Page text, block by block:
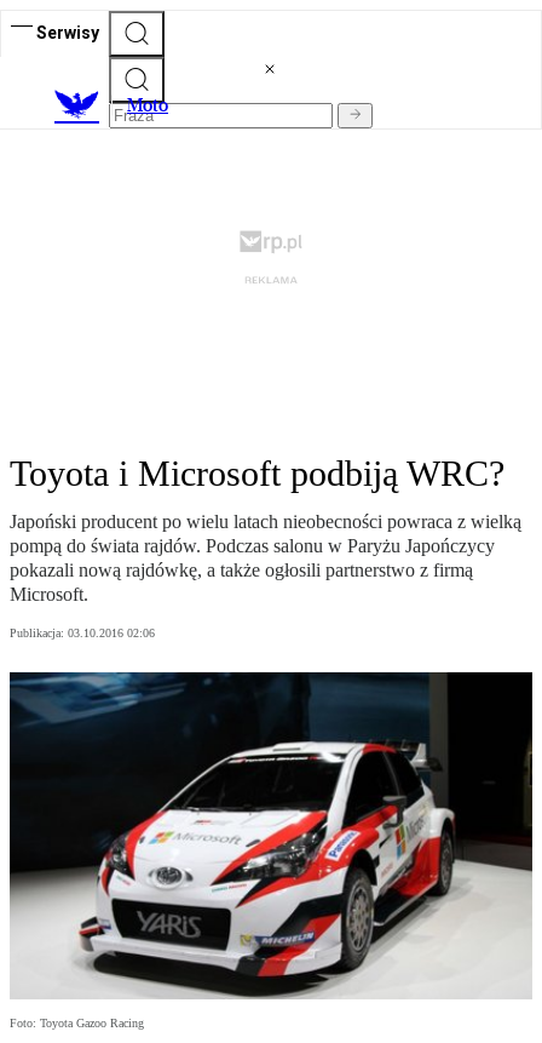
Serwisy
Moto
Toyota i Microsoft podbiją WRC?
Japoński producent po wielu latach nieobecności powraca z wielką
pompą do świata rajdów. Podczas salonu w Paryżu Japończycy
pokazali nową rajdówkę, a także ogłosili partnerstwo z firmą
Microsoft.
Publikacja: 03.10.2016 02:06
Foto: Toyota Gazoo Racing